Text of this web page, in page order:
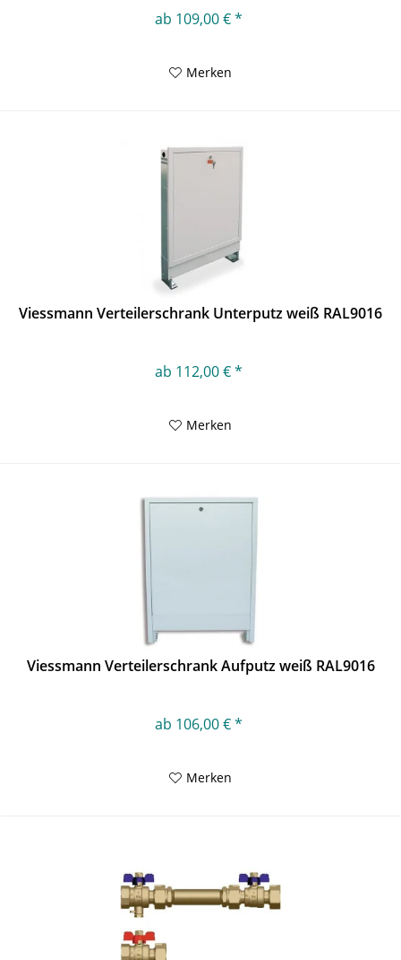
ab 109,00 € *
Merken
Viessmann Verteilerschrank Unterputz weiß RAL9016
ab 112,00 € *
Merken
Viessmann Verteilerschrank Aufputz weiß RAL9016
ab 106,00 € *
Merken